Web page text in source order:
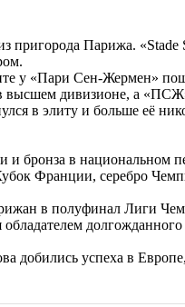
Парижа.
«Пари Сен-Жермен»
дивизионе, а
элиту и больше её
в национальном
Франции, серебро
в полуфинал Лиги
добились успеха в